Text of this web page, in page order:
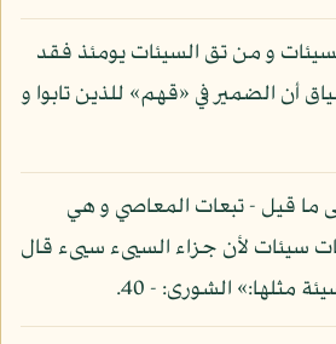
و من تق السيئات يومئذ فقد
أن الضمير في «قهم» للذين تابوا و
ما قيل - تبعات المعاصي و هي
سيئات لأن جزاء السيىء سيىء قال
مثلها:» الشورى: - 40.